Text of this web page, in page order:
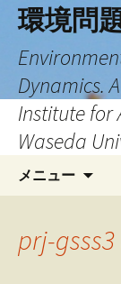
環境問
Dynamics.
Institute for
Waseda
メニュー
ン
ツ
prj-gsss3